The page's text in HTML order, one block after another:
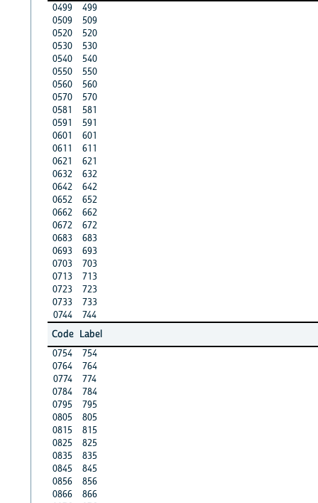
0499
499
0509
509
0520
520
0530
530
0540
540
0550
550
0560
560
0570
570
0581
581
0591
591
0601
601
0611
611
0621
621
0632
632
0642
642
0652
652
0662
662
0672
672
0683
683
0693
693
0703
703
0713
713
0723
723
0733
733
0744
744
Code Label
0754
754
0764
764
0774
774
0784
784
0795
795
0805
805
0815
815
0825
825
0835
835
0845
845
0856
856
0866
866